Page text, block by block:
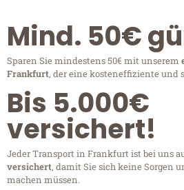
Mind. 50€
Sparen Sie mindestens 50€ mit unserem
Frankfurt, der eine kosteneffiziente und
Bis 5.000€
versichert!
Jeder Transport in Frankfurt ist bei uns
versichert, damit Sie sich keine Sorgen
machen müssen.